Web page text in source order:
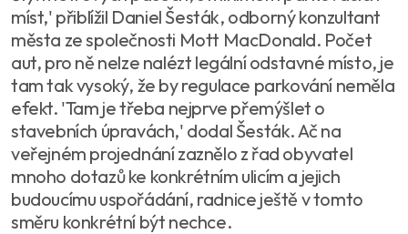
míst,' přiblížil Daniel Šesták, odborný konzultant
města ze společnosti Mott MacDonald. Počet
aut, pro ně nelze nalézt legální odstavné místo, je
tam tak vysoký, že by regulace parkování neměla
efekt. 'Tam je třeba nejprve přemýšlet o
stavebních úpravách,' dodal Šesták. Ač na
veřejném projednání zaznělo z řad obyvatel
mnoho dotazů ke konkrétním ulicím a jejich
budoucímu uspořádání, radnice ještě v tomto
směru konkrétní být nechce.